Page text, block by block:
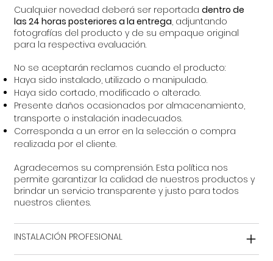
Cualquier novedad deberá ser reportadadentro de
las 24 horas posteriores a la entrega, adjuntando
fotografías del producto y de su empaque original
para la respectiva evaluación.
No se aceptarán reclamos cuando el producto:
Haya sido instalado, utilizado o manipulado.
Haya sido cortado, modificado o alterado.
Presente daños ocasionados por almacenamiento,
transporte o instalación inadecuados.
Corresponda a un error en la selección o compra
realizada por el cliente.
Agradecemos su comprensión. Esta política nos
permite garantizar la calidad de nuestros productos y
brindar un servicio transparente y justo para todos
nuestros clientes.
INSTALACIÓN PROFESIONAL